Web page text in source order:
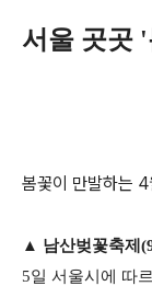
서울 곳곳
봄꽃이 만발하는
▲ 남산벚꽃축제
5일 서울시에 따